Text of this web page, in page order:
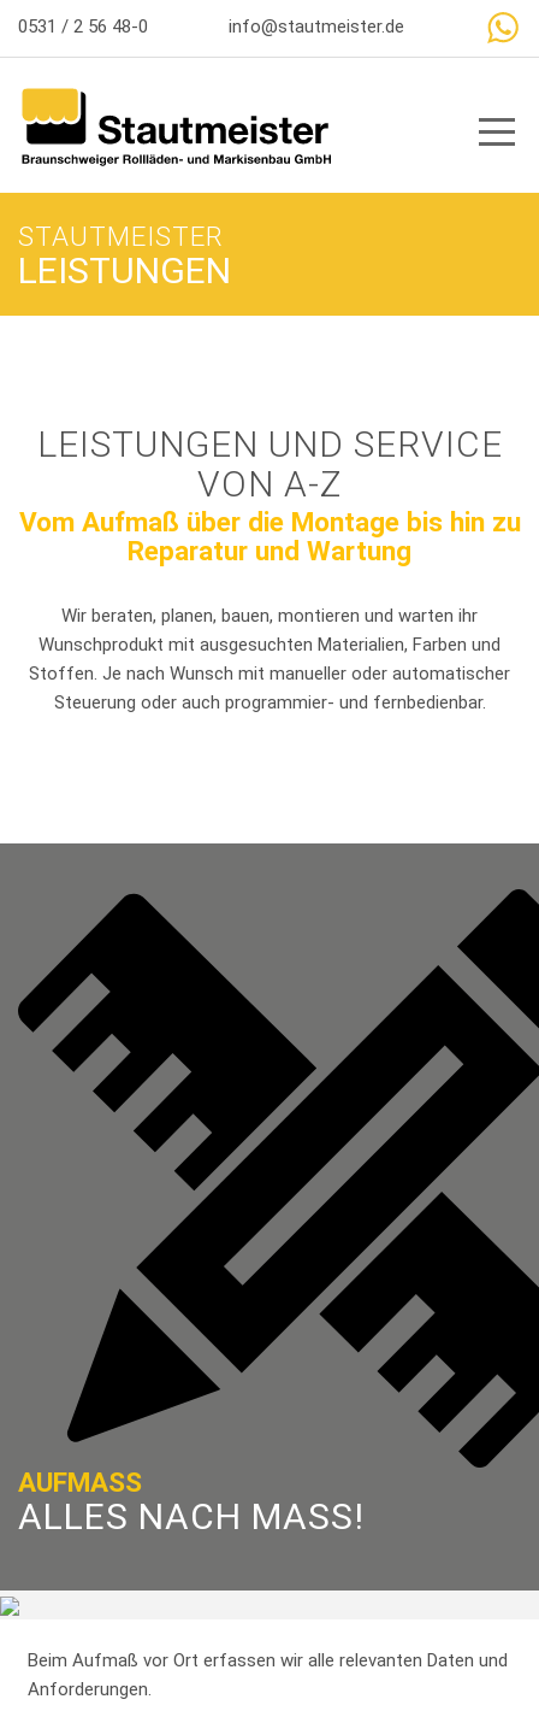
0531 / 2 56 48-0 info@stautmeister.de
STAUTMEISTER
LEISTUNGEN
LEISTUNGEN UND SERVICE
VON A-Z
Vom Aufmaß über die Montage bis hin zu
Reparatur und Wartung
Wir beraten, planen, bauen, montieren und warten ihr
Wunschprodukt mit ausgesuchten Materialien, Farben und
Stoffen. Je nach Wunsch mit manueller oder automatischer
Steuerung oder auch programmier- und fernbedienbar.
AUFMASS
ALLES NACH MASS!
Beim Aufmaß vor Ort erfassen wir alle relevanten Daten und
Anforderungen.